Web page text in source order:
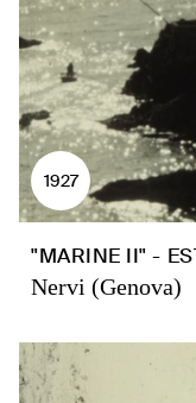
1927
"MARINE II" -
Nervi (Genova)